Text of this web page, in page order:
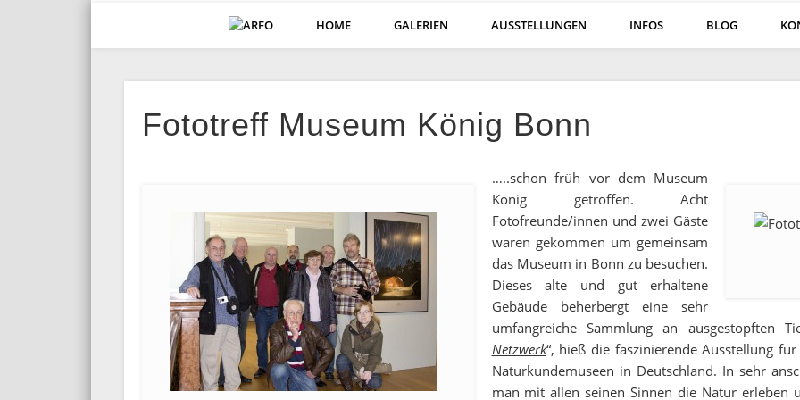
HOME GALERIEN AUSSTELLUNGEN INFOS BLOG
Fototreff Museum König Bonn
…..schon früh vor dem Museum
König getroffen. Acht
Fotofreunde/innen und zwei Gäste
waren gekommen um gemeinsam
das Museum in Bonn zu besuchen.
Dieses alte und gut erhaltene
Gebäude beherbergt eine sehr
umfangreiche Sammlung an ausgestopften
Netzwerk“, hieß die faszinierende Ausstellung
Naturkundemuseen in Deutschland. In sehr
man mit allen seinen Sinnen die Natur erleben